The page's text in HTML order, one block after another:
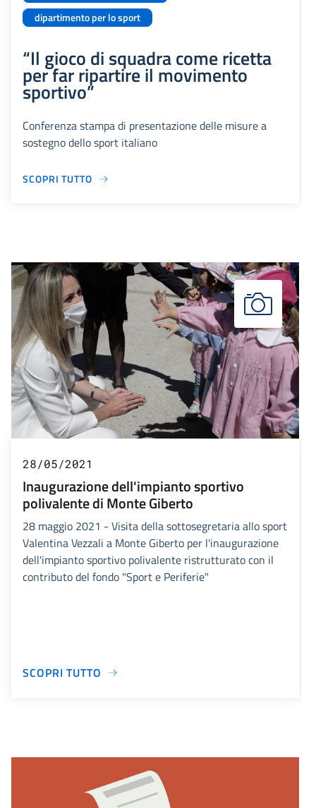
dipartimento per lo sport
“Il gioco di squadra come ricetta
per far ripartire il movimento
sportivo”
Conferenza stampa di presentazione delle misure a
sostegno dello sport italiano
SCOPRI TUTTO
28/05/2021
Inaugurazione dell'impianto sportivo
polivalente di Monte Giberto
28 maggio 2021 - Visita della sottosegretaria allo sport
Valentina Vezzali a Monte Giberto per l'inaugurazione
dell'impianto sportivo polivalente ristrutturato con il
contributo del fondo "Sport e Periferie"
SCOPRI TUTTO